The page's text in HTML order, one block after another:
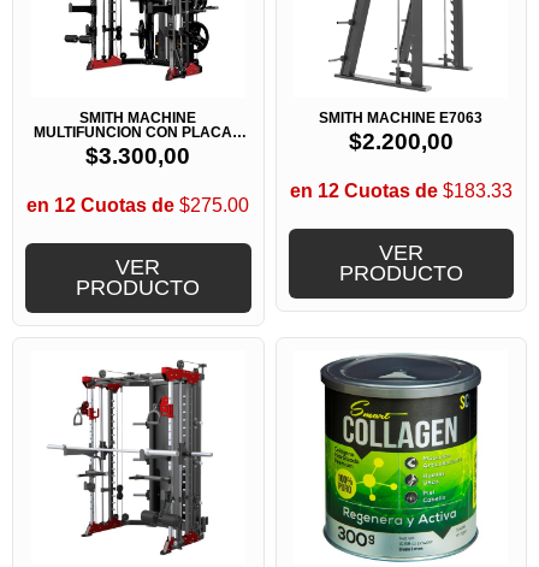
SMITH MACHINE
MULTIFUNCION CON PLACAS
BK3058
$3.300,00
en 12 Cuotas de $275.00
VER
PRODUCTO
SMITH MACHINE E7063
$2.200,00
en 12 Cuotas de$183.33
VER
PRODUCTO